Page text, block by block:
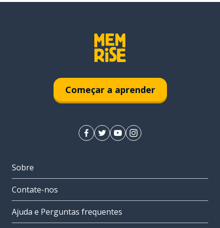
Começar a aprender
Sobre
Contate-nos
Ajuda e Perguntas frequentes